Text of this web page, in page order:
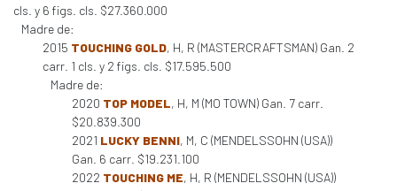
cls. y 6 figs. cls. $27.360.000
Madre de:
2015 TOUCHING GOLD, H, R (MASTERCRAFTSMAN) Gan. 2
carr. 1 cls. y 2 figs. cls. $17.595.500
Madre de:
2020 TOP MODEL, H, M (MO TOWN) Gan. 7 carr.
$20.839.300
2021 LUCKY BENNI, M, C (MENDELSSOHN (USA))
Gan. 6 carr. $19.231.100
2022 TOUCHING ME, H, R (MENDELSSOHN (USA))